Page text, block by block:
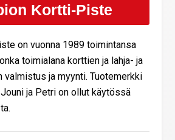
Kortti-Piste
on vuonna 1989 toimintansa
toimialana korttien ja lahja- ja
valmistus ja myynti. Tuotemerkki
ja Petri on ollut käytössä